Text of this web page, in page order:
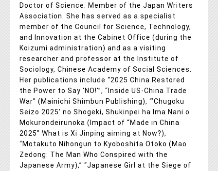
Doctor of Science. Member of the Japan Writers
Association. She has served as a specialist
member of the Council for Science, Technology,
and Innovation at the Cabinet Office (during the
Koizumi administration) and as a visiting
researcher and professor at the Institute of
Sociology, Chinese Academy of Social Sciences.
Her publications include “2025 China Restored
the Power to Say 'NO!'”, “Inside US-China Trade
War” (Mainichi Shimbun Publishing), “’Chugoku
Seizo 2025’ no Shogeki, Shukinpei ha Ima Nani o
Mokurondeirunoka (Impact of “Made in China
2025” What is Xi Jinping aiming at Now?),
“Motakuto Nihongun to Kyoboshita Otoko (Mao
Zedong: The Man Who Conspired with the
Japanese Army),” “Japanese Girl at the Siege of